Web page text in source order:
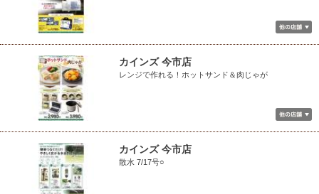
カインズ 今市店
レンジで作れる！ホットサンド＆肉じゃが
カインズ 今市店
散水 7/17号○